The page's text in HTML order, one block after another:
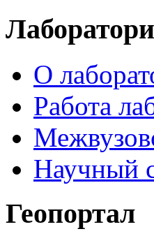
О
Работа
Научный
Геопортал